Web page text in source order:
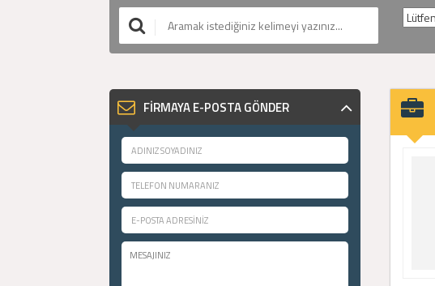
FİRMAYA E-POSTA GÖNDER